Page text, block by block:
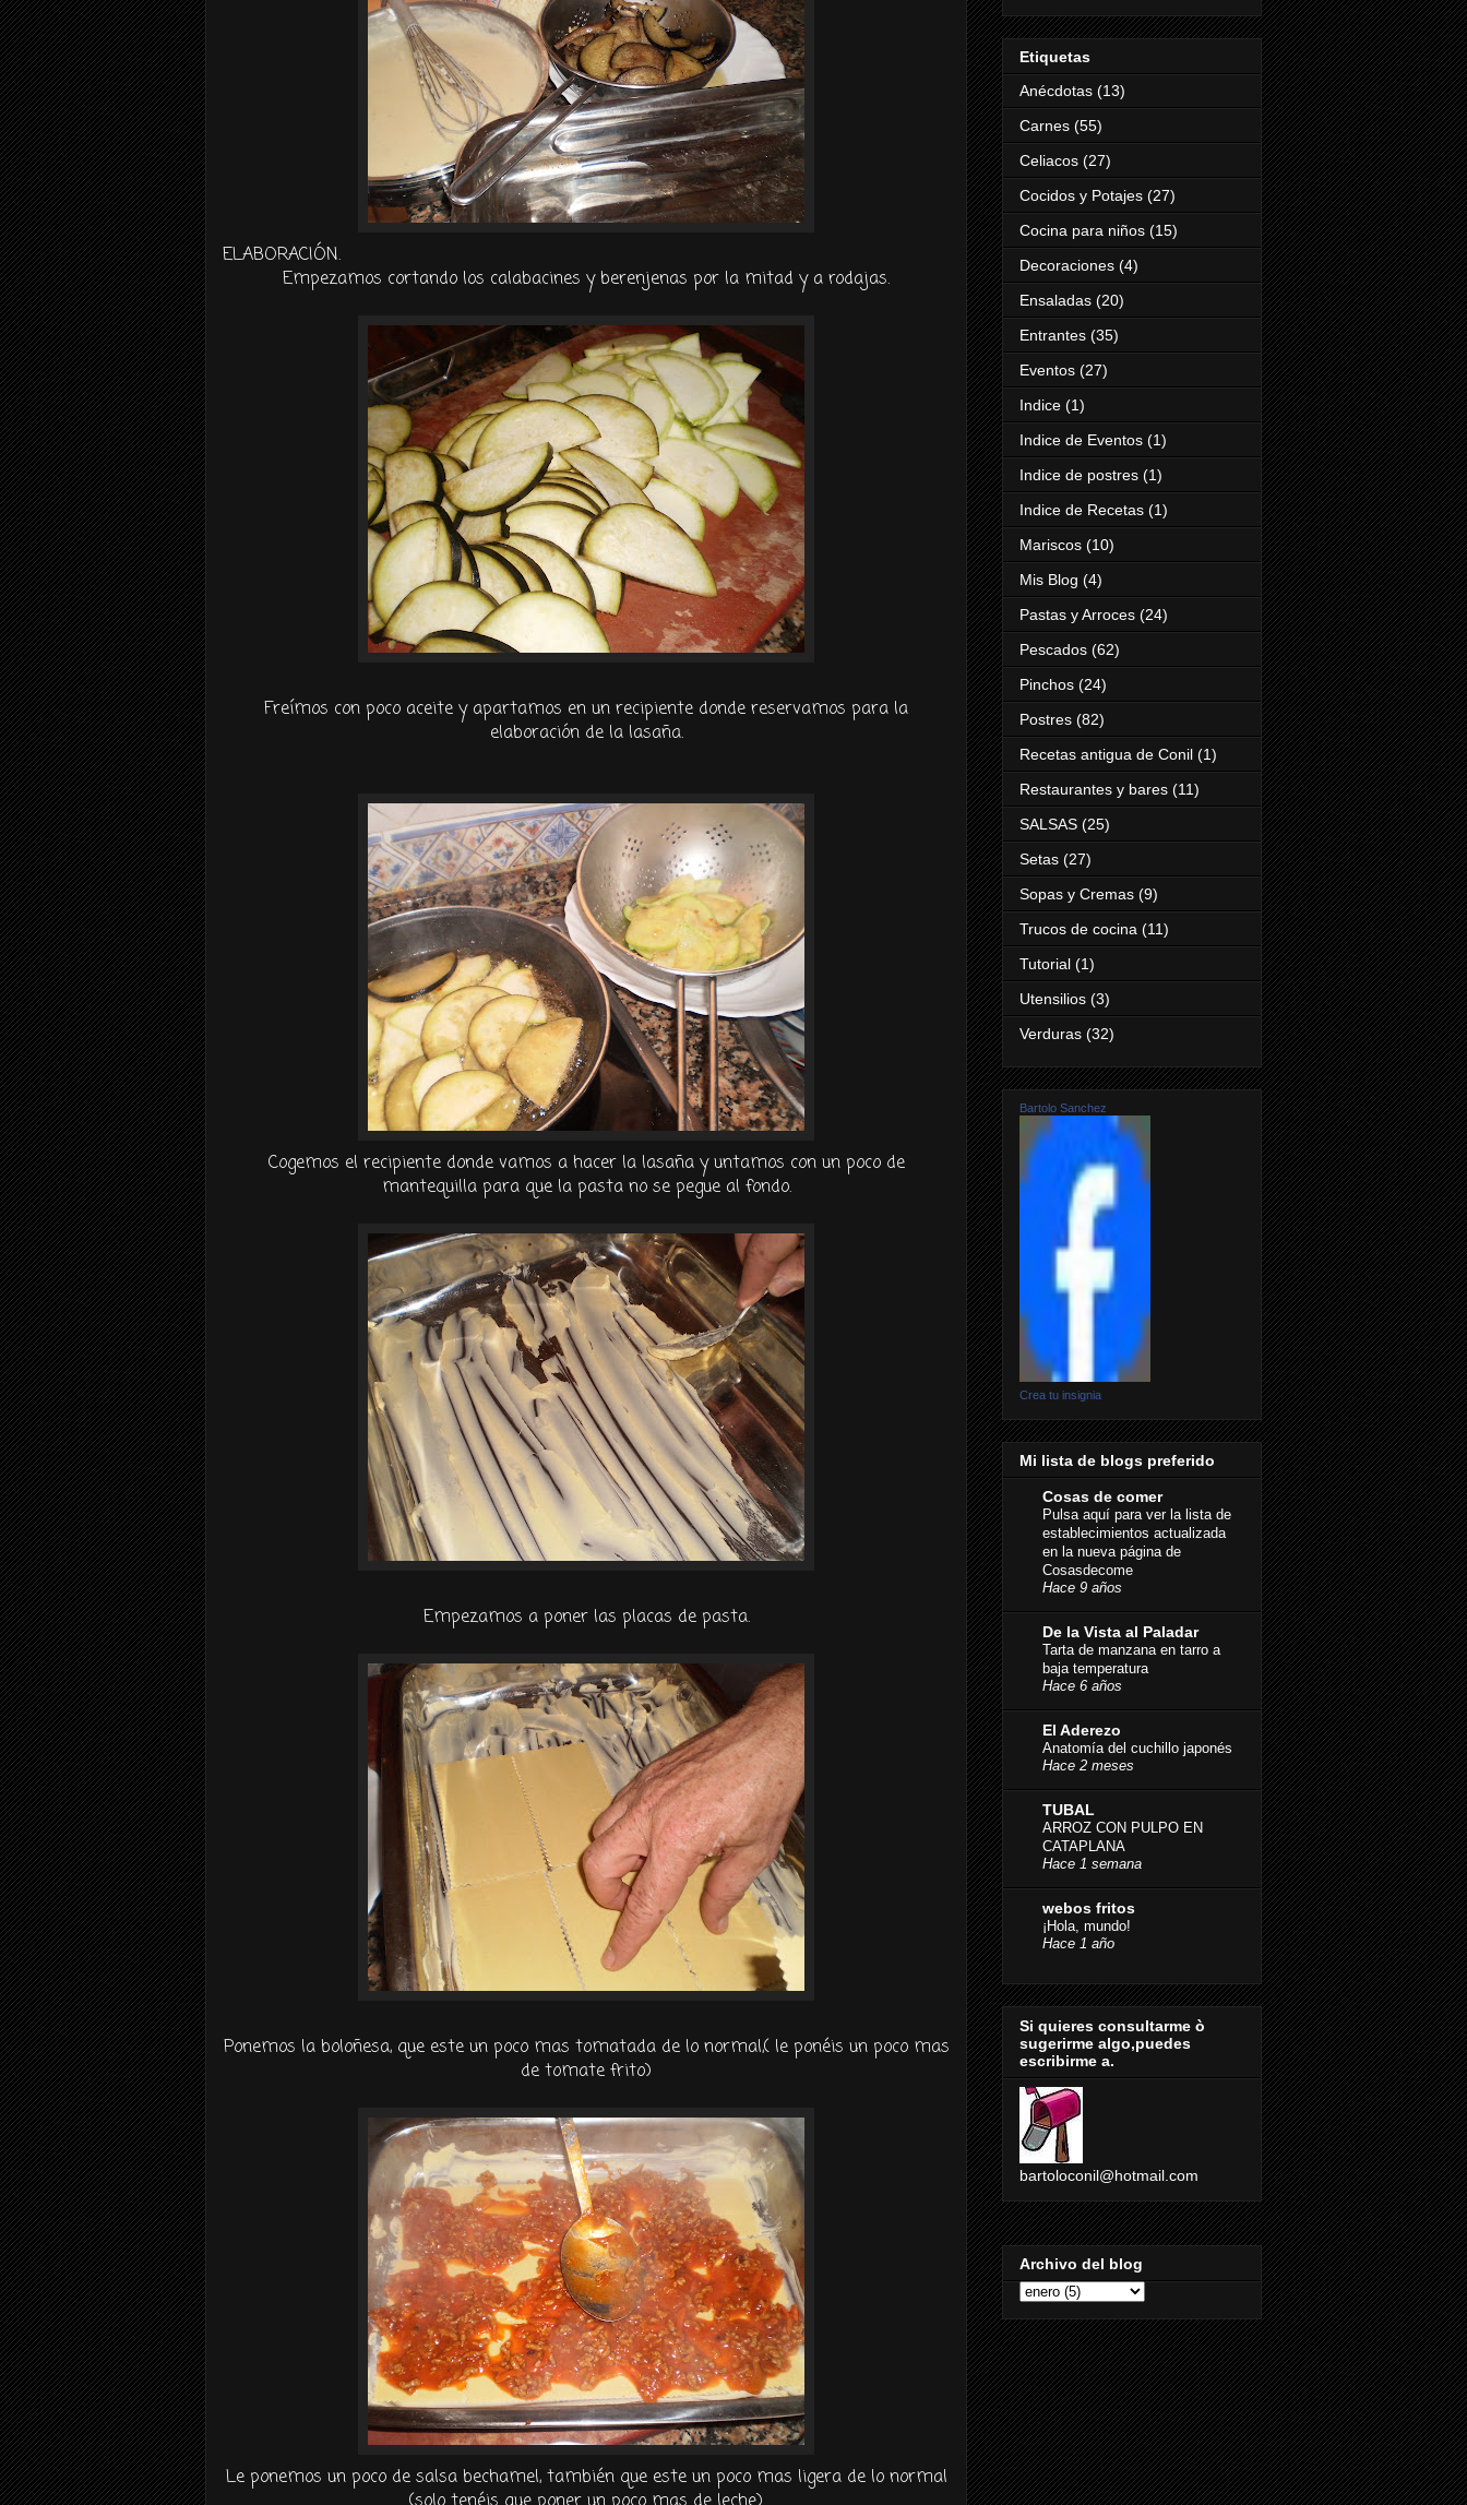
ELABORACIÓN.
Empezamos cortando los calabacines y berenjenas por la mitad y a rodajas.
Freímos con poco aceite y apartamos en un recipiente donde reservamos para la
elaboraciónde la lasaña.
Cogemos el recipiente donde vamos a hacer la lasañay untamos con un poco de
mantequilla para que la pasta no se pegueal fondo.
Empezamos a poner las placas de pasta.
Ponemos la boloñesa, que este un poco mas tomatadade lo normal,( le ponéis un poco mas
de tomate frito)
Le ponemos un poco de salsa bechamel, tambiénque este un poco mas ligera de lo normal
Etiquetas
Anécdotas (13)
Carnes (55)
Celiacos (27)
Cocidos y Potajes (27)
Cocina para niños (15)
Decoraciones (4)
Ensaladas (20)
Entrantes (35)
Eventos (27)
Indice (1)
Indice de Eventos (1)
Indice de postres (1)
Indice de Recetas (1)
Mariscos (10)
Mis Blog (4)
Pastas y Arroces (24)
Pescados (62)
Pinchos (24)
Postres (82)
Recetas antigua de Conil (1)
Restaurantes y bares (11)
SALSAS (25)
Setas (27)
Sopas y Cremas (9)
Trucos de cocina (11)
Tutorial (1)
Utensilios (3)
Verduras (32)
Bartolo Sanchez
Crea tu insignia
Mi lista de blogs preferido
Cosas de comer
Pulsa aquí para ver la lista de
establecimientos actualizada
en la nueva página de
Cosasdecome
Hace 9 años
De la Vista al Paladar
Tarta de manzana en tarro a
baja temperatura
Hace 6 años
El Aderezo
Anatomía del cuchillo japonés
Hace 2 meses
TUBAL
ARROZ CON PULPO EN
CATAPLANA
Hace 1 semana
webos fritos
¡Hola, mundo!
Hace 1 año
Si quieres consultarme ò
sugerirme algo,puedes
escribirme a.
bartoloconil@hotmail.com
Archivo del blog